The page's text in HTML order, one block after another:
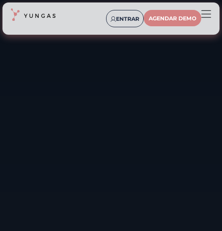
ENTRAR AGENDAR DEMO